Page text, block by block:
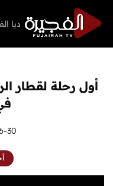
دبا
أم
راس
أول رحلة لقطار
12:26